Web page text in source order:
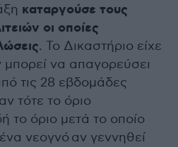
καταργούσε τους
οι οποίες
. Το Δικαστήριο είχε
μπορεί να απαγορεύσει
τις 28 εβδομάδες
τότε το όριο
το όριο μετά το οποίο
νεογνό αν γεννηθεί